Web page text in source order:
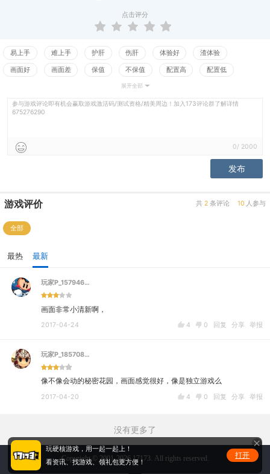
点击评分
易上手 难上手 护肝 伤肝 体验好 渣体验
画面好 画面差 保值 不保值 配置高 配置低
强社交
逻辑弱 谜题出彩 谜题无趣 叙事佳 叙事差 沉浸感
展开全部
参与游戏评论即有机会赢取游戏激活码/测试资格/精美周边！加入173评论群了解详情
675276290
0/ 2000
发布
游戏评价 共 2 条评论 10 人参与
全部
最热 最新
玩家P_157946…
画面非常小清新啊，
2017-04-24 4 0 回复 分享 举报
玩家P_185708…
像不像会动的秘密花园，画面感觉很好，像是独立游戏么
2017-04-20 4 0 回复 分享 举报
没有更多了
Copyright © 2001-2026 17173. All rights reserved.
玩硬核游戏，用一起一起上！
看资讯、找游戏、领礼包更方便！
打开